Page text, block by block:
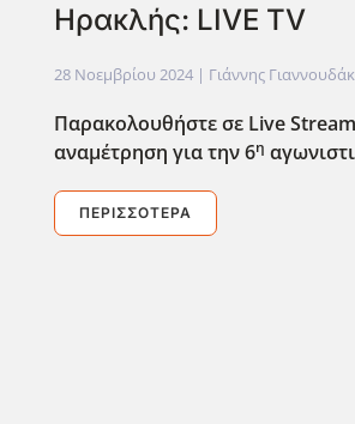
Ηρακλής: LIVE TV
28 Νοεμβρίου 2024| Γιάννης
Παρακολουθήστε σε Live
αναμέτρηση για την 6η
ΠΕΡΙΣΣΌΤΕΡΑ